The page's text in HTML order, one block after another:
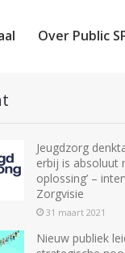
Over Public
Jeugdzorg
erbij is absoluut
oplossing’ –
Zorgvisie
31 maart 2021
Nieuw publiek